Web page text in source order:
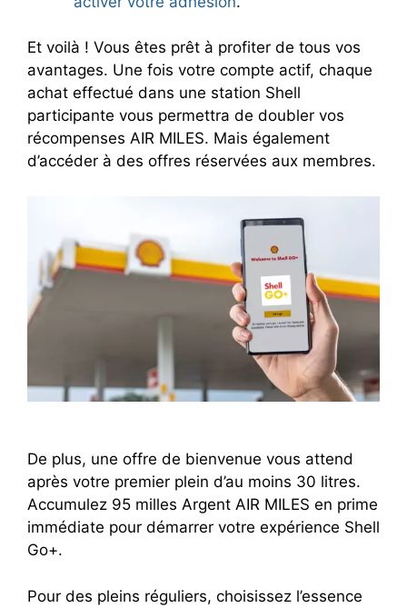
Et voilà ! Vous êtes prêt à profiter de tous vos
avantages. Une fois votre compte actif, chaque
achat effectué dans une station Shell
participante vous permettra de doubler vos
récompenses AIR MILES. Mais également
d’accéder à des offres réservées aux membres.
De plus, une offre de bienvenue vous attend
après votre premier plein d’au moins 30 litres.
Accumulez 95 milles Argent AIR MILES en prime
immédiate pour démarrer votre expérience Shell
Go+.
Pour des pleins réguliers, choisissez l’essence